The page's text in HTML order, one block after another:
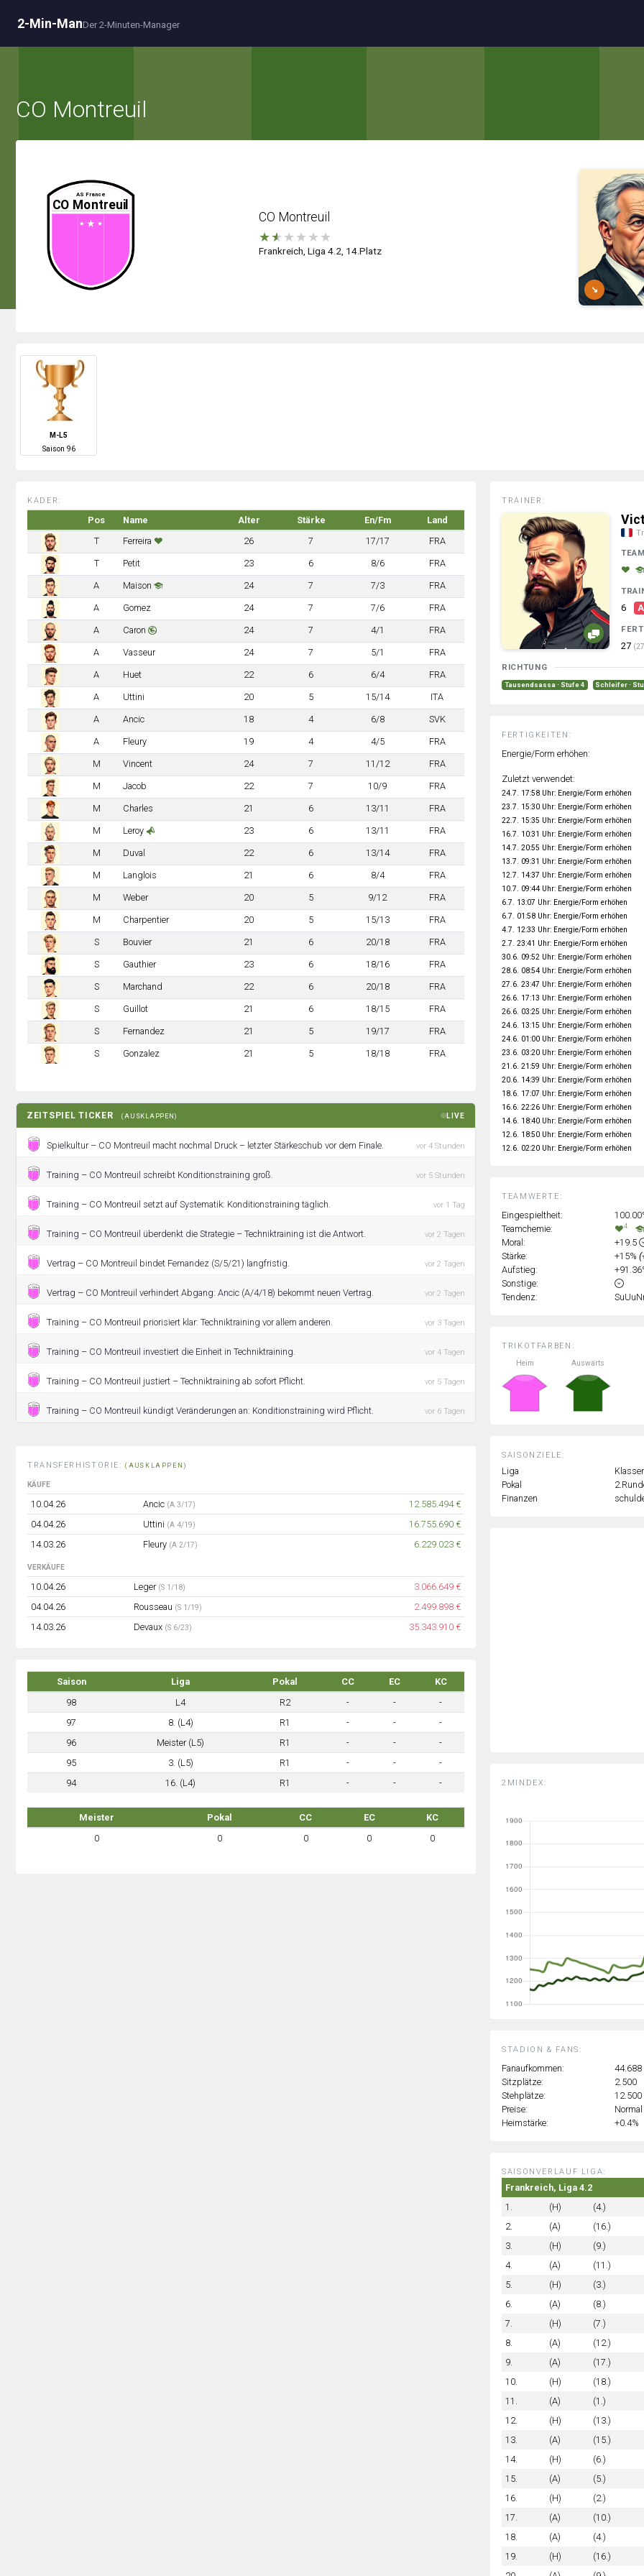
2-Min-ManDer 2-Minuten-Manager
CO Montreuil
CO Montreuil
★★ ★ ★ ★ ★
Frankreich, Liga 4.2, 14.Platz
↘
M-L5
Saison 96
KADER:
Pos Name Alter Stärke En/Fm
Land
T
Ferreira 26 7 17/17 FRA
T Petit 23 6 8/6 FRA
A Maison 24 7 7/3 FRA
A Gomez 24 7 7/6 FRA
A Caron 24 7 4/1 FRA
A Vasseur 24 7 5/1 FRA
A Huet 22 6 6/4 FRA
A Uttini 20 5 15/14 ITA
A Ancic 18 4 6/8 SVK
A Fleury 19 4 4/5 FRA
M Vincent 24 7 11/12 FRA
M Jacob 22 7 10/9 FRA
M Charles 21 6 13/11 FRA
M Leroy 23 6 13/11 FRA
M Duval 22 6 13/14 FRA
M Langlois 21 6 8/4 FRA
M Weber 20 5 9/12 FRA
M Charpentier 20 5 15/13 FRA
S Bouvier 21 6 20/18 FRA
S Gauthier 23 6 18/16 FRA
S Marchand 22 6 20/18 FRA
S Guillot 21 6 18/15 FRA
S Fernandez 21 5 19/17 FRA
S Gonzalez 21 5 18/18 FRA
ZEITSPIEL TICKER (AUSKLAPPEN) LIVE
Spielkultur – CO Montreuil macht nochmal Druck – letzter Stärkeschub vor dem Finale. vor 4 Stunden
Training – CO Montreuil schreibt Konditionstraining groß. vor 5 Stunden
Training – CO Montreuil setzt auf Systematik: Konditionstraining täglich. vor 1 Tag
Training – CO Montreuil überdenkt die Strategie – Techniktraining ist die Antwort. vor 2 Tagen
Vertrag – CO Montreuil bindet Fernandez (S/5/21) langfristig. vor 2 Tagen
Vertrag – CO Montreuil verhindert Abgang: Ancic (A/4/18) bekommt neuen Vertrag. vor 2 Tagen
Training – CO Montreuil priorisiert klar: Techniktraining vor allem anderen. vor 3 Tagen
Training – CO Montreuil investiert die Einheit in Techniktraining. vor 4 Tagen
Training – CO Montreuil justiert – Techniktraining ab sofort Pflicht. vor 5 Tagen
Training – CO Montreuil kündigt Veränderungen an: Konditionstraining wird Pflicht. vor 6 Tagen
TRANSFERHISTORIE:(AUSKLAPPEN)
KÄUFE
10.04.26 Ancic (A 3/17)
12.585.494 €
04.04.26
Uttini (A 4/19)
16.755.690 €
14.03.26
Fleury (A 2/17) 6.229.023 €
VERKÄUFE
10.04.26 Leger (S 1/18)
3.066.649 €
04.04.26
Rousseau (S 1/19)
2.499.898 €
14.03.26
Devaux (S 6/23) 35.343.910 €
Saison Liga Pokal CC EC
KC
98
L4 R2 - -
-
97
8. (L4) R1 - -
-
96
Meister (L5) R1 - -
-
95
3. (L5) R1 - -
-
94
16. (L4) R1 - - -
Meister Pokal CC EC
KC
0
0 0 0 0
TRIKOTFARBEN:
Heim
Auswärts
SAISONZIELE:
Liga
Pokal
Finanzen
2MINDEX:
TEAMWERTE:
Eingespieltheit:
Teamchemie:
4
Moral:
+19.5
Stärke:
+15%
Aufstieg:
Sonstige:
Tendenz:
TRAINER:
6
27
RICHTUNG
Tausendsassa · Stufe 4 Schleifer ·
FERTIGKEITEN:
Energie/Form erhöhen:
Zuletzt verwendet:
24.7. 17:58 Uhr: Energie/Form erhöhen
23.7. 15:30 Uhr: Energie/Form erhöhen
22.7. 15:35 Uhr: Energie/Form erhöhen
16.7. 10:31 Uhr: Energie/Form erhöhen
14.7. 20:55 Uhr: Energie/Form erhöhen
13.7. 09:31 Uhr: Energie/Form erhöhen
12.7. 14:37 Uhr: Energie/Form erhöhen
10.7. 09:44 Uhr: Energie/Form erhöhen
6.7. 13:07 Uhr: Energie/Form erhöhen
6.7. 01:58 Uhr: Energie/Form erhöhen
4.7. 12:33 Uhr: Energie/Form erhöhen
2.7. 23:41 Uhr: Energie/Form erhöhen
30.6. 09:52 Uhr: Energie/Form erhöhen
28.6. 08:54 Uhr: Energie/Form erhöhen
27.6. 23:47 Uhr: Energie/Form erhöhen
26.6. 17:13 Uhr: Energie/Form erhöhen
26.6. 03:25 Uhr: Energie/Form erhöhen
24.6. 13:15 Uhr: Energie/Form erhöhen
24.6. 01:00 Uhr: Energie/Form erhöhen
23.6. 03:20 Uhr: Energie/Form erhöhen
21.6. 21:59 Uhr: Energie/Form erhöhen
20.6. 14:39 Uhr: Energie/Form erhöhen
18.6. 17:07 Uhr: Energie/Form erhöhen
16.6. 22:26 Uhr: Energie/Form erhöhen
14.6. 18:40 Uhr: Energie/Form erhöhen
12.6. 18:50 Uhr: Energie/Form erhöhen
12.6. 02:20 Uhr: Energie/Form erhöhen
STADION & FANS:
Fanaufkommen:
44.688
Sitzplätze:
2.500
Stehplätze:
12.500
Preise:
Normal
Heimstärke:
+0.4%
SAISONVERLAUF LIGA:
Frankreich, Liga 4.2
1.
(H) (4.)
2.
(A) (16.)
3.
(H) (9.)
4.
(A) (11.)
5.
(H) (3.)
6.
(A) (8.)
7.
(H) (7.)
8.
(A) (12.)
9.
(A) (17.)
10.
(H) (18.)
11.
(A) (1.)
12.
(H) (13.)
13.
(A) (15.)
14.
(H) (6.)
15.
(A) (5.)
16.
(H) (2.)
17.
(A) (10.)
18.
(A) (4.)
19.
(H) (16.)